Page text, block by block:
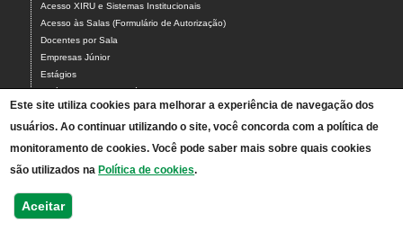
Acesso XIRU e Sistemas Institucionais
Acesso às Salas (Formulário de Autorização)
Docentes por Sala
Empresas Júnior
Estágios
Estágios Campus Bagé
Organograma do Campus Bagé
Programa PARCEIROS DO CAMPUS BAGÉ
Solicitação de Intérprete de Libras
TAEs por Sala
Mapa
Este site utiliza cookies para melhorar a experiência de navegação dos
usuários. Ao continuar utilizando o site, você concorda com a política de
monitoramento de cookies. Você pode saber mais sobre quais cookies
são utilizados na Política de cookies.
Aceitar